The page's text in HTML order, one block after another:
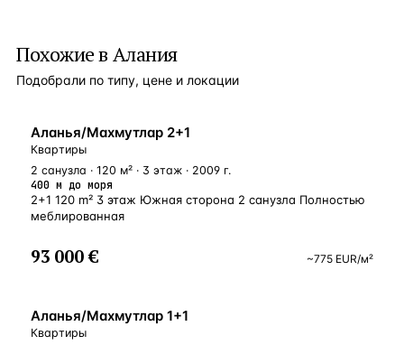
Похожие в Алания
Подобрали по типу, цене и локации
У МОРЯ
Аланья/Махмутлар 2+1
Квартиры
2 санузла · 120 м² · 3 этаж · 2009 г.
400 м до моря
2+1 120 m² 3 этаж Южная сторона 2 санузла Полностью
меблированная
93 000 € ~775 EUR/м²
У МОРЯ
Аланья/Махмутлар 1+1
Квартиры